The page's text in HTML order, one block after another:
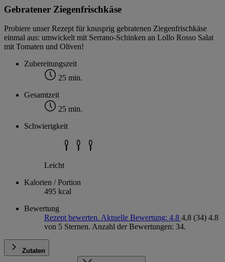
Gebratener Ziegenfrischkäse
Probiere unser Rezept für knusprig gebratenen Ziegenfrischkäse
einmal aus: umwickelt mit Serrano-Schinken an Lollo Rosso Salat
mit Tomaten und Oliven!
Zubereitungszeit
25 min.
Gesamtzeit
25 min.
Schwierigkeit
Leicht
Kalorien / Portion
495 kcal
Bewertung
Rezept bewerten. Aktuelle Bewertung: 4.8 4,8 (34) 4.8
von 5 Sternen. Anzahl der Bewertungen: 34.
Zutaten